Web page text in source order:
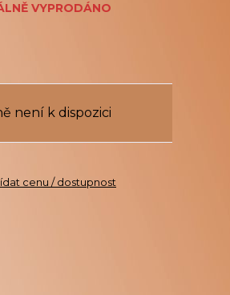
VYPRODÁNO
není k dispozici
cenu / dostupnost